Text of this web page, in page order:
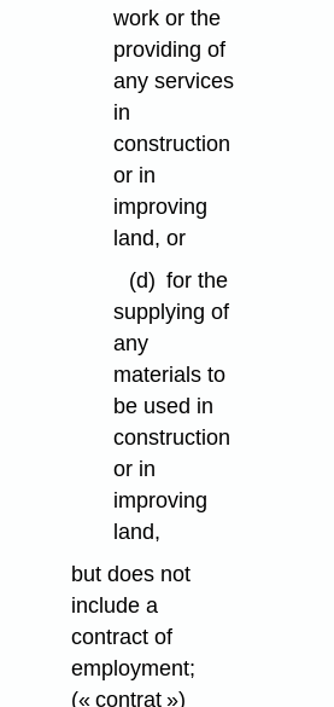
work or the
providing of
any services
in
construction
or in
improving
land, or
(d) for the
supplying of
any
materials to
be used in
construction
or in
improving
land,
but does not
include a
contract of
employment;
(« contrat »)